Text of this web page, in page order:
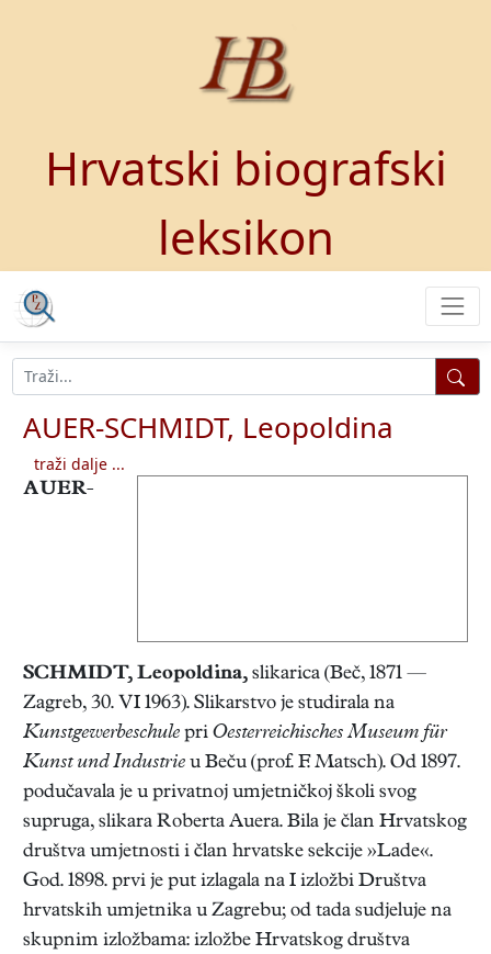
Hrvatski biografski
leksikon
AUER-SCHMIDT, Leopoldina
traži dalje ...
AUER-
SCHMIDT, Leopoldina, slikarica (Beč, 1871 —
Zagreb, 30. VI 1963). Slikarstvo je studirala na
Kunstgewerbeschule pri Oesterreichisches Museum für
Kunst und Industrie u Beču (prof. F. Matsch). Od 1897.
podučavala je u privatnoj umjetničkoj školi svog
supruga, slikara Roberta Auera. Bila je član Hrvatskog
društva umjetnosti i član hrvatske sekcije »Lade«.
God. 1898. prvi je put izlagala na I izložbi Društva
hrvatskih umjetnika u Zagrebu; od tada sudjeluje na
skupnim izložbama: izložbe Hrvatskog društva